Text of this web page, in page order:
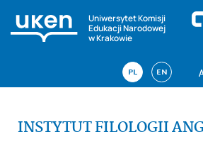
Uniwersytet Komisji
Edukacji Narodowej
w Krakowie
PL EN
INSTYTUT FILOLOGII